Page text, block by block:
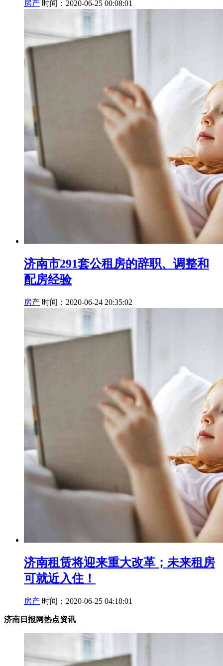
房产 时间：2020-06-25 00:08:01
济南市291套公租房的辞职、调整和
配房经验
房产 时间：2020-06-24 20:35:02
济南租赁将迎来重大改革；未来租房
可就近入住！
房产 时间：2020-06-25 04:18:01
济南日报网热点资讯